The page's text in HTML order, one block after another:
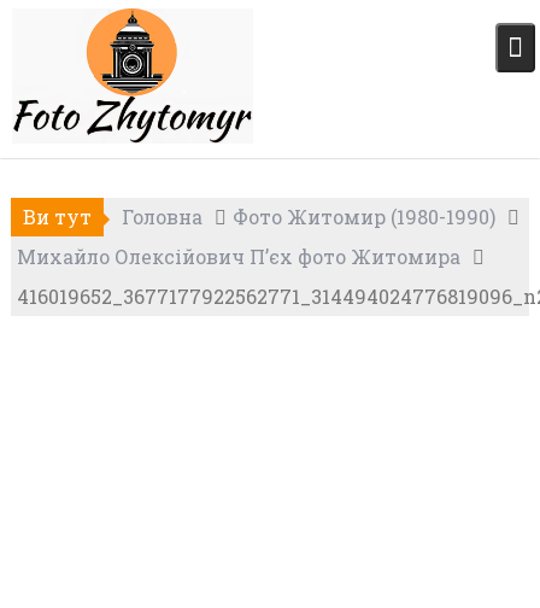
Ви тут Головна
Фото Житомир (1980-1990)
Михайло Олексійович П’єх фото Житомира